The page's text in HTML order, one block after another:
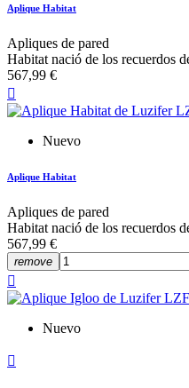
Aplique Habitat
Apliques de pared
Habitat nació de los recuerdos
567,99 €

Nuevo
Aplique Habitat
Apliques de pared
Habitat nació de los recuerdos
567,99 €
remove

Nuevo
